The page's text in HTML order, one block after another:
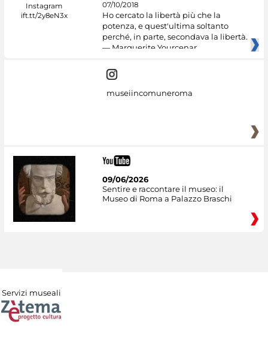
07/10/2018
Ho cercato la libertà più che la
potenza, e quest'ultima soltanto
perché, in parte, secondava la libertà.
— Marguerite Yourcenar
museiincomuneroma
09/06/2026
Sentire e raccontare il museo: il
Museo di Roma a Palazzo Braschi
Servizi museali